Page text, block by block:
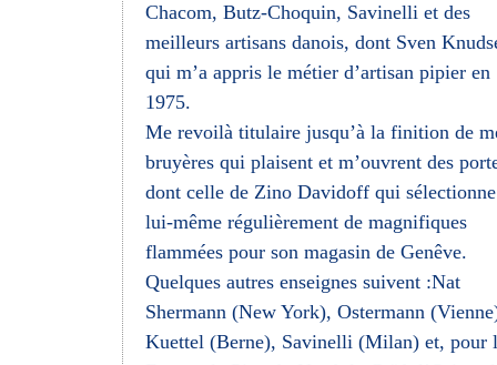
Chacom, Butz-Choquin, Savinelli et des
meilleurs artisans danois, dont Sven
qui m’a appris le métier d’artisan pipier en
1975.
Me revoilà titulaire jusqu’à la finition de
bruyères qui plaisent et m’ouvrent des
dont celle de Zino Davidoff qui sélectionne
lui-même régulièrement de magnifiques
flammées pour son magasin de Genêve.
Quelques autres enseignes suivent :Nat
Shermann (New York), Ostermann
Kuettel (Berne), Savinelli (Milan) et, pour